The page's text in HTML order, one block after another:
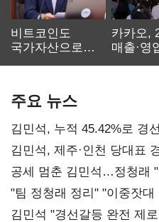
비트코인도
국가자산으로…'
카카오,
매출·영
주요 뉴스
김민석, 누적 45.42%로 경
0.86%p(2보)
김민석, 제주·인천 당대표
공세 멈춘 김민석…정청래
"팀 정청래 정리" "이중잣
다툼 격화
김민석 "경선갈등 완전 제